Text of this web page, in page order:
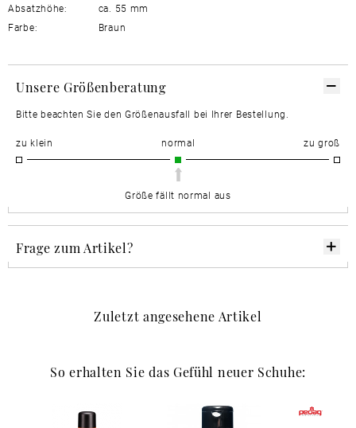
Absatzhöhe:
ca. 55 mm
Farbe:
Braun
Unsere Größenberatung
Bitte beachten Sie den Größenausfall bei Ihrer Bestellung.
zu klein normal zu groß
Größe fällt normal aus
Frage zum Artikel?
Zuletzt angesehene Artikel
So erhalten Sie das Gefühl neuer Schuhe: